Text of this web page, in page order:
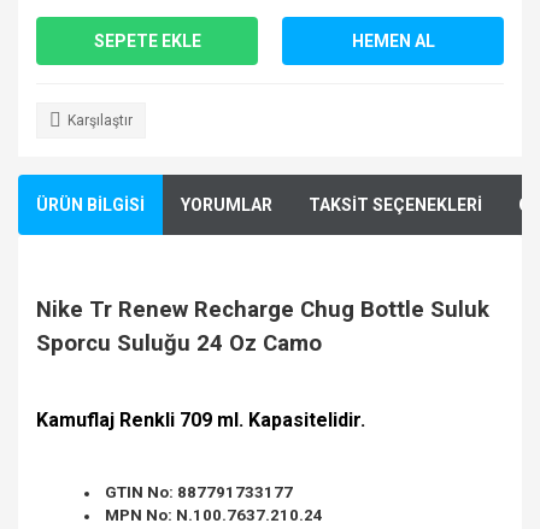
SEPETE EKLE HEMEN AL
Karşılaştır
ÜRÜN BİLGİSİ YORUMLAR TAKSİT SEÇENEKLERİ
Nike Tr Renew Recharge Chug Bottle Suluk
Sporcu Suluğu 24 Oz Camo
Kamuflaj Renkli 709 ml. Kapasitelidir.
GTIN No: 887791733177
MPN No: N.100.7637.210.24